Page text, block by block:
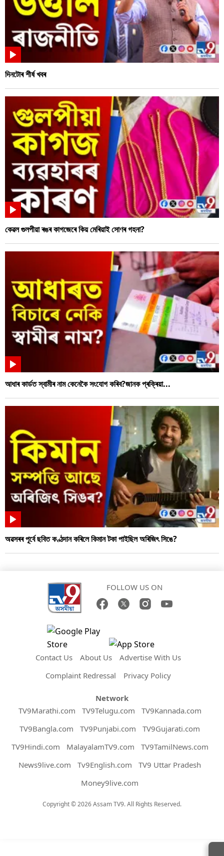
দিনটোৰ শীৰ্ষ খবৰ
কেৱল গুলপীয়া ৰঙৰ কাগজেৰে কিয় মেৰিয়াই সোণৰ গহনা?
আধাৰ কাৰ্ডত স্বামীৰ নাম কেনেকৈ সংযোগ কৰিব?জানক প্ৰক্ৰিয়া...
অৱসৰৰ পূৰ্বে ছবিত কণ্ঠদান কৰিলে কিমান টকা পাইছিল অৰিজিৎ সিঙে?
FOLLOW US ON
Contact Us About Us
Advertise With Us
Complaint Redressal
Privacy Policy
Network
TV9Marathi.com
TV9Telugu.com
TV9Kannada.com
TV9Bangla.com
TV9Punjabi.com
TV9Gujarati.com
TV9Hindi.com
MalayalamTV9.com
TV9TamilNews.com
News9live.com
Tv9English.com
TV9 Uttar Pradesh
Money9live.com
Copyright © 2026 Assam TV9. All Rights Reserved.